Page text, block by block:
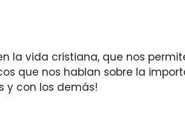
la vida cristiana, que nos
que nos hablan sobre la
y con los demás!